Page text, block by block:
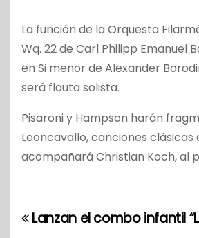
La función de la Orquesta
Wq. 22 de Carl Philipp Emanuel
en Si menor de Alexander
será flauta solista.
Pisaroni y Hampson harán
Leoncavallo, canciones
acompañará Christian Koch, al
NLanzan el combo infantil